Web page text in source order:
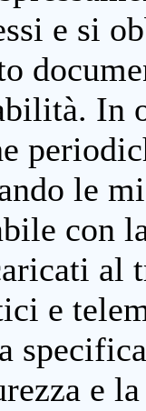
e si
In
le
con
al
e
e